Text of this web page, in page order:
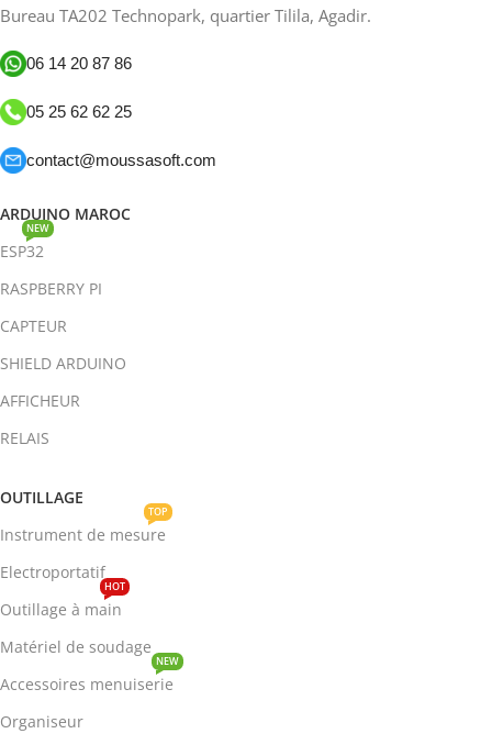
Bureau TA202 Technopark, quartier Tilila, Agadir.
06 14 20 87 86
05 25 62 62 25
contact@moussasoft.com
ARDUINO MAROC
ESP32
NEW
RASPBERRY PI
CAPTEUR
SHIELD ARDUINO
AFFICHEUR
RELAIS
OUTILLAGE
Instrument de mesure
TOP
Electroportatif
Outillage à main
HOT
Matériel de soudage
Accessoires menuiserie
NEW
Organiseur